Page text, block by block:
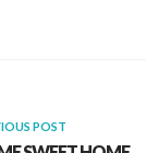
POST